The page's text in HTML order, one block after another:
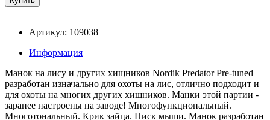
Артикул: 109038
Информация
Манок на лису и других хищников Nordik Predator Pre-tuned
разработан изначально для охоты на лис, отлично подходит и
для охоты на многих других хищников. Манки этой партии -
заранее настроены на заводе! Многофункциональный.
Многотональный. Крик зайца. Писк мыши. Манок разработан